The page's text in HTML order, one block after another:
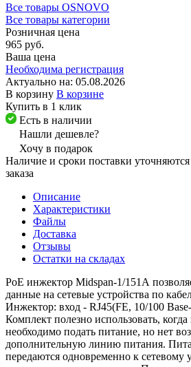
Все товары OSNOVO
Все товары категории
Розничная цена
965 руб.
Ваша цена
Необходима регистрация
Актуально на: 05.08.2026
В корзину В корзине
Купить в 1 клик
Есть в наличии
Нашли дешевле?
Хочу в подарок
Наличие и сроки поставки
заказа
Описание
Характеристики
Файлы
Доставка
Отзывы
Остатки на складах
PoE инжектор Midspan-1/151A
данные на сетевые устройства по
Инжектор: вход - RJ45(FE, 10/100
Комплект полезно использовать, когда
необходимо подать питание, но нет
дополнительную линию питания.
передаются одновременно к сетевому